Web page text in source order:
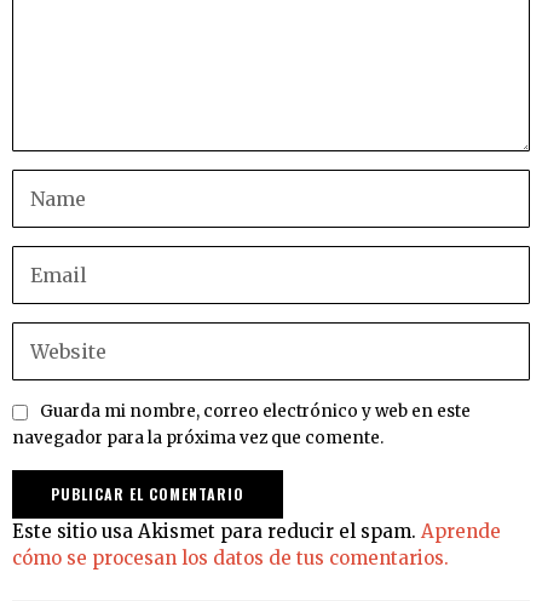
Guarda mi nombre, correo electrónico y web en este
navegador para la próxima vez que comente.
Este sitio usa Akismet para reducir el spam. Aprende
cómo se procesan los datos de tus comentarios.